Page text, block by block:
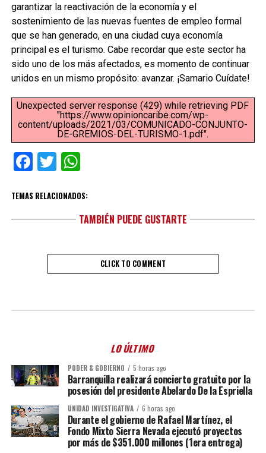
garantizar la reactivación de la economía y el
sostenimiento de las nuevas fuentes de empleo formal
que se han generado, en una ciudad cuya economía
principal es el turismo. Cabe recordar que este sector ha
sido uno de los más afectados, es momento de continuar
unidos en un mismo propósito: avanzar. ¡Samario Cuídate!
Unexpected server response (429) while retrieving PDF
"https://www.opinioncaribe.com/wp-
content/uploads/2021/03/COMUNICADO-CONJUNTO-
DE-GREMIOS-DEL-TURISMO-1.pdf".
Facebook
TwitterWhatsApp
TEMAS RELACIONADOS:
TAMBIÉN PUEDE GUSTARTE
CLICK TO COMMENT
LO ÚLTIMO
PODER & GOBIERNO 5 horas ago
Barranquilla realizará concierto gratuito por la
posesión del presidente Abelardo De la Espriella
UNIDAD INVESTIGATIVA 6 horas ago
Durante el gobierno de Rafael Martínez, el
Fondo Mixto Sierra Nevada ejecutó proyectos
por más de $351.000 millones (1era entrega)